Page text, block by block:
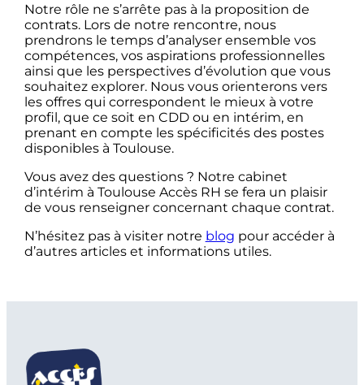
Notre rôle ne s’arrête pas à la proposition de
contrats. Lors de notre rencontre, nous
prendrons le temps d’analyser ensemble vos
compétences, vos aspirations professionnelles
ainsi que les perspectives d’évolution que vous
souhaitez explorer. Nous vous orienterons vers
les offres qui correspondent le mieux à votre
profil, que ce soit en CDD ou en intérim, en
prenant en compte les spécificités des postes
disponibles à Toulouse.
Vous avez des questions ? Notre cabinet
d’intérim à Toulouse Accès RH se fera un plaisir
de vous renseigner concernant chaque contrat.
N’hésitez pas à visiter notre blog pour accéder à
d’autres articles et informations utiles.